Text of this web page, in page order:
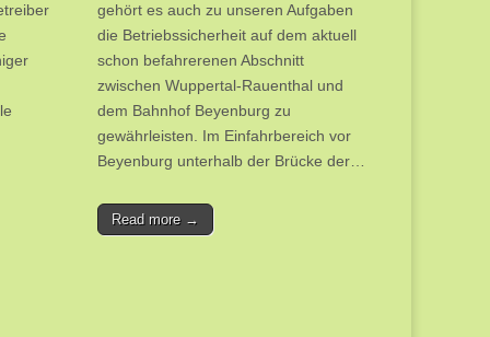
gehört es auch zu unseren Aufgaben
die Betriebssicherheit auf dem aktuell
schon befahrerenen Abschnitt
zwischen Wuppertal-Rauenthal und
dem Bahnhof Beyenburg zu
gewährleisten. Im Einfahrbereich vor
Beyenburg unterhalb der Brücke der…
Read more →